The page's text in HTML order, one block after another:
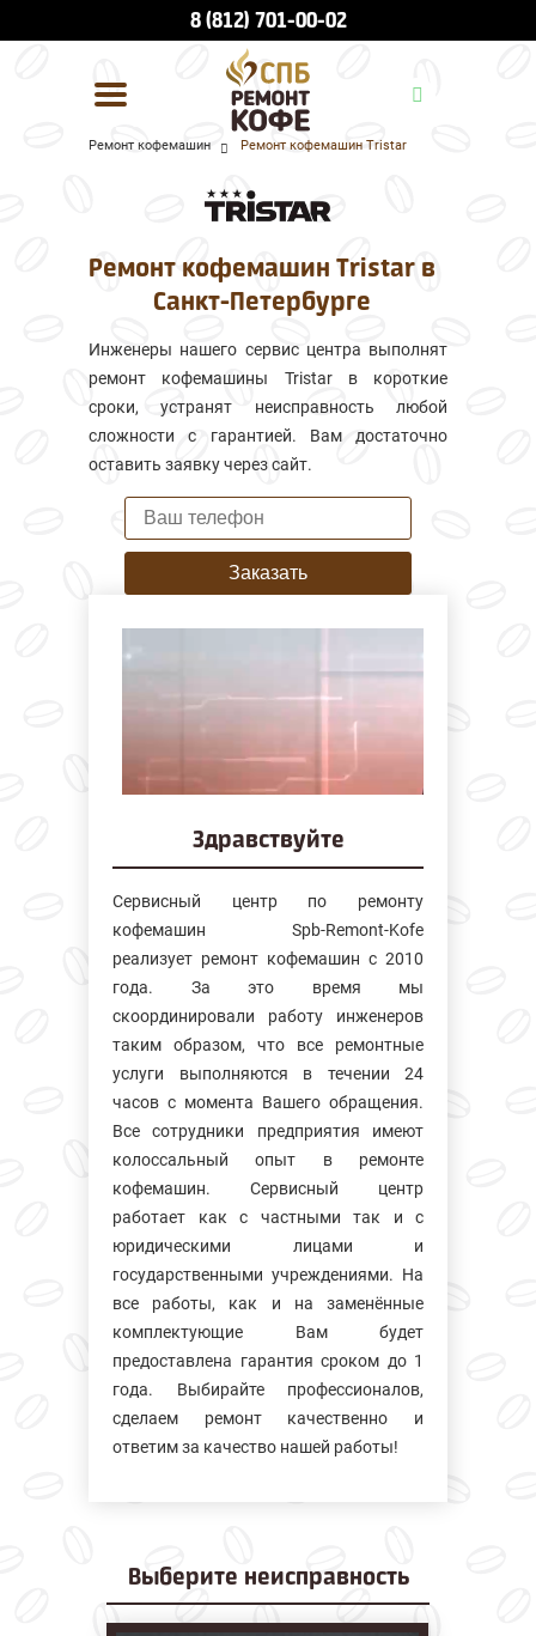
ВСЕ БРЕНДЫ
8 (812) 701-00-02
Ремонт кофемашин Ремонт кофемашин Tristar
Ремонт кофемашин Tristar в
Санкт-Петербурге
Инженеры нашего сервис центра выполнят
ремонт кофемашины Tristar в короткие
сроки, устранят неисправность любой
сложности с гарантией. Вам достаточно
оставить заявку через сайт.
Заказать
Здравствуйте
Сервисный центр по ремонту
кофемашин Spb-Remont-Kofe
реализует ремонт кофемашин с 2010
года. За это время мы
скоординировали работу инженеров
таким образом, что все ремонтные
услуги выполняются в течении 24
часов с момента Вашего обращения.
Все сотрудники предприятия имеют
колосcальный опыт в ремонте
кофемашин. Сервисный центр
работает как с частными так и с
юридическими лицами и
государственными учреждениями. На
все работы, как и на заменённые
комплектующие Вам будет
предоставлена гарантия сроком до 1
года. Выбирайте профессионалов,
сделаем ремонт качественно и
ответим за качество нашей работы!
Выберите неисправность